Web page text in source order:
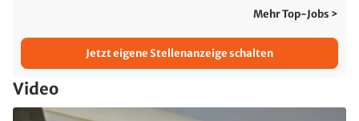
Mehr Top-Jobs >
Jetzt eigene Stellenanzeige schalten
Video